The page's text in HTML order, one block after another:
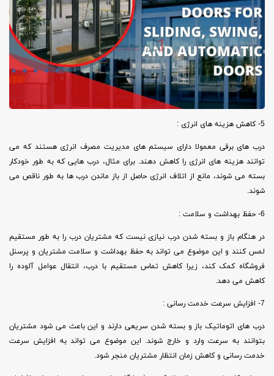
5- کاهش هزینه های انرژی :
درب های برقی معمولا دارای سیستم های مدیریت مصرف انرژی هستند که می
توانند هزینه های انرژی را کاهش دهند. برای مثال، درب هایی که به طور خودکار
بسته می شوند، مانع از اتلاف انرژی حاصل از باز ماندن درب ها به طور ناقص می
شوند.
6- حفظ بهداشت و سلامت :
در هنگام باز و بسته شدن درب نیازی نیست که مشتریان درب را به طور مستقیم
لمس کنند و این موضوع می تواند به حفظ بهداشت و سلامت مشتریان و پرسنل
فروشگاه کمک کند، زیرا کاهش تماس مستقیم با درب، انتقال عوامل آلوده را
کاهش می دهد.
7- افزایش سرعت خدمت رسانی :
درب های اتوماتیک باز و بسته شدن سریعی دارند و این باعث می شود مشتریان
بتوانند به سرعت وارد و خارج شوند. این موضوع می تواند به افزایش سرعت
خدمت رسانی و کاهش زمان انتظار مشتریان منجر شود.